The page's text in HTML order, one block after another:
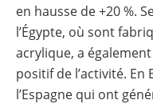
en hausse de +20 %.
l’Égypte, où sont
acrylique, a
positif de l’activité. En
l’Espagne qui ont